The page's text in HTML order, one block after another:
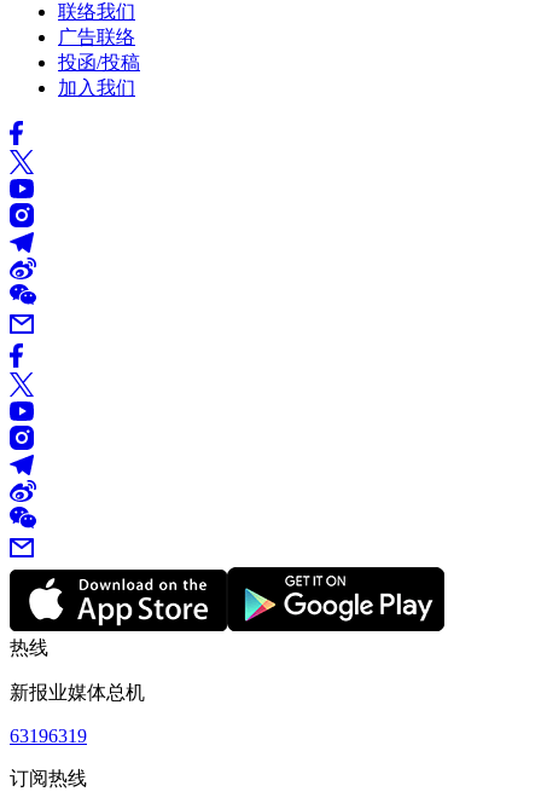
联络我们
广告联络
投函/投稿
加入我们
热线
新报业媒体总机
63196319
订阅热线